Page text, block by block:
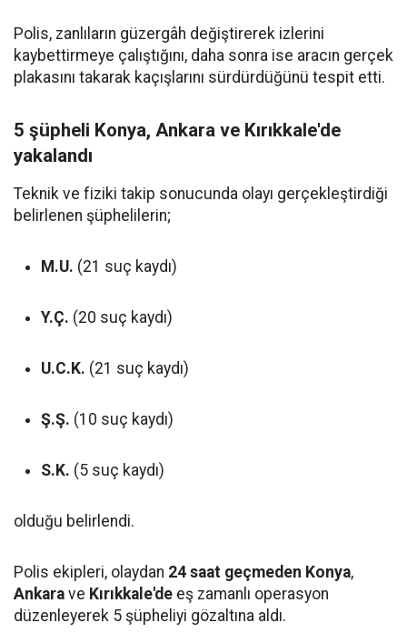
Polis, zanlıların güzergâh değiştirerek izlerini
kaybettirmeye çalıştığını, daha sonra ise aracın gerçek
plakasını takarak kaçışlarını sürdürdüğünü tespit etti.
5 şüpheli Konya, Ankara ve Kırıkkale'de
yakalandı
Teknik ve fiziki takip sonucunda olayı gerçekleştirdiği
belirlenen şüphelilerin;
M.U. (21 suç kaydı)
Y.Ç. (20 suç kaydı)
U.C.K. (21 suç kaydı)
Ş.Ş. (10 suç kaydı)
S.K. (5 suç kaydı)
olduğu belirlendi.
Polis ekipleri, olaydan 24 saat geçmeden Konya,
Ankara ve Kırıkkale'de eş zamanlı operasyon
düzenleyerek 5 şüpheliyi gözaltına aldı.